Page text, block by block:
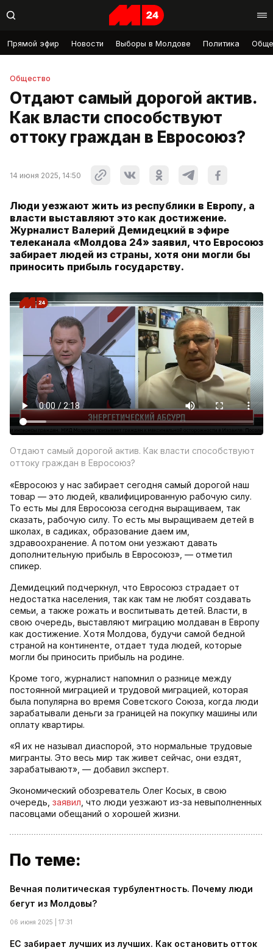
Прямой эфир Новости Выборы в Молдове Политика
Общество
Отдают самый дорогой актив.
Как власти способствуют
оттоку граждан в Евросоюз?
14 июня 2025, 14:50
Люди уезжают жить из республики в Европу, а
власти выставляют это как достижение.
Журналист Валерий Демидецкий в эфире
телеканала «Молдова 24» заявил, что Евросоюз
забирает людей из страны, хотя они могли бы
приносить прибыль государству.
Отдают самый дорогой актив. Как власти способствуют
оттоку граждан в Евросоюз?
«Евросоюз у нас забирает сегодня самый дорогой наш
товар — это людей, квалифицированную рабочую силу.
То есть мы для Евросоюза сегодня выращиваем, так
сказать, рабочую силу. То есть мы выращиваем детей в
школах, в садиках, образование даем им,
здравоохранение. А потом они уезжают давать
дополнительную прибыль в Евросоюз», — отметил
спикер.
Демидецкий подчеркнул, что Евросоюз страдает от
недостатка населения, так как там не любят создавать
семьи, а также рожать и воспитывать детей. Власти, в
свою очередь, выставляют миграцию молдаван в Европу
как достижение. Хотя Молдова, будучи самой бедной
страной на континенте, отдает туда людей, которые
могли бы приносить прибыль на родине.
Кроме того, журналист напомнил о разнице между
постоянной миграцией и трудовой миграцией, которая
была популярна во время Советского Союза, когда люди
зарабатывали деньги за границей на покупку машины или
оплату квартиры.
«Я их не называл диаспорой, это нормальные трудовые
мигранты. Это весь мир так живет сейчас, они ездят,
зарабатывают», — добавил эксперт.
Экономический обозреватель Олег Косых, в свою
очередь, заявил , что люди уезжают из-за невыполненных
пасовцами обещаний о хорошей жизни.
По теме:
Вечная политическая турбулентность. Почему люди
бегут из Молдовы?
06 июня 2025 | 17:31
ЕС забирает лучших из лучших. Как остановить отток